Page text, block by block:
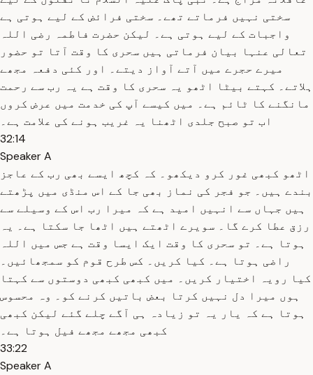
سختی نہیں فرماتے تھے۔ سختی فرائض کے لیے ہوتی ہے
واجبات کے لیے ہوتی ہے۔ لیکن حضرت فاطمہ رضی اللہ
تعالی عنہا بیان فرماتی ہیں سحری کا وقت آتا تو حضور
میرے حجرے میں آتے آواز دیتے۔ اور کئی دفعہ مجھے
ہلاتے۔ کہتے بیٹا اٹھو یہ سحری کا وقت ہے یہ رب سے رحمت
مانگنے کا ٹائم ہے۔ میں کیسے آپ کی خدمت میں عرض کروں
اب تو صبح جلدی اٹھنا یہ غریب ہونے کی علامت ہے۔
32:14
Speaker A
اٹھو کبھی غور کرو دیکھو۔ کہ کچھ ایسے بھی رب کے عاجز
بندے ہیں۔ جو فجر کی نماز بھی جا کے اس منڈی میں پڑھتے
ہیں جہاں سے انہیں امید ہے کہ میرا رب اس کے وسیلے سے
رزق عطا کرے گا۔ سویرے اٹھتے ہیں اٹھا جا سکتا ہے۔ یہ
ہوتا ہے۔ تو سحری کا وقت ایک ایسا وقت ہے جس میں اللہ
راضی ہوتا ہے۔ کیا کریں۔ کس طرح قوم کو سمجھائیں۔
کیا رویہ اختیار کریں۔ میں کبھی کبھی دوستوں سے کہتا
ہوں میرا دل نہیں کرتا بعض باتیں کرنے کو۔ وہ محسوس
ہوتا ہے کہ یار یہ تو زیادہ ہی آگے چلے گئے لیکن کبھی
کبھی مجھے مجھے فیل ہوتا ہے۔
33:22
Speaker A